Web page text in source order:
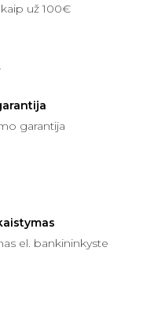
už 100€
garantija
el. bankininkyste